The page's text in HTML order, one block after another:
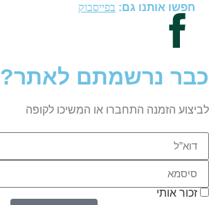
חפשו אותנו גם: בפייסבוק
כבר נרשמתם לאתר?
לביצוע הזמנה התחברו או המשיכו לקופה
זכור אותי